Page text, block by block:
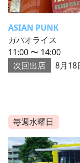
ASIAN PUNK
ガパオライス
11:00 〜 14:00
次回出店
8月18
毎週水曜日